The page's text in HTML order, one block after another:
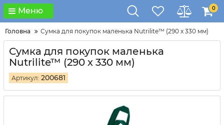
Меню 0
Головна Сумка для покупок маленька Nutrilite™ (290 х 330 мм)
Сумка для покупок маленька
Nutrilite™ (290 х 330 мм)
Артикул: 200681